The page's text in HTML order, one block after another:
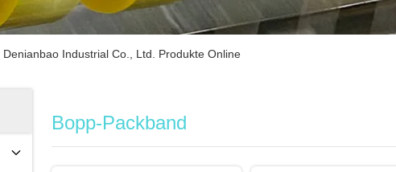
Industrial Co., Ltd. Produkte Online
Bopp-Packband